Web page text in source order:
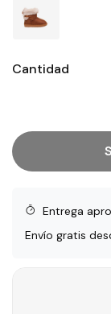
Cantidad
Entrega
Envío gratis